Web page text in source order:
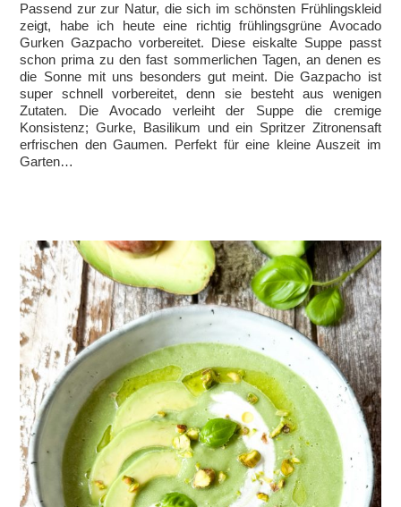
Passend zur zur Natur, die sich im schönsten Frühlingskleid
zeigt, habe ich heute eine richtig frühlingsgrüne Avocado
Gurken Gazpacho vorbereitet. Diese eiskalte Suppe passt
schon prima zu den fast sommerlichen Tagen, an denen es
die Sonne mit uns besonders gut meint. Die Gazpacho ist
super schnell vorbereitet, denn sie besteht aus wenigen
Zutaten. Die Avocado verleiht der Suppe die cremige
Konsistenz; Gurke, Basilikum und ein Spritzer Zitronensaft
erfrischen den Gaumen. Perfekt für eine kleine Auszeit im
Garten…